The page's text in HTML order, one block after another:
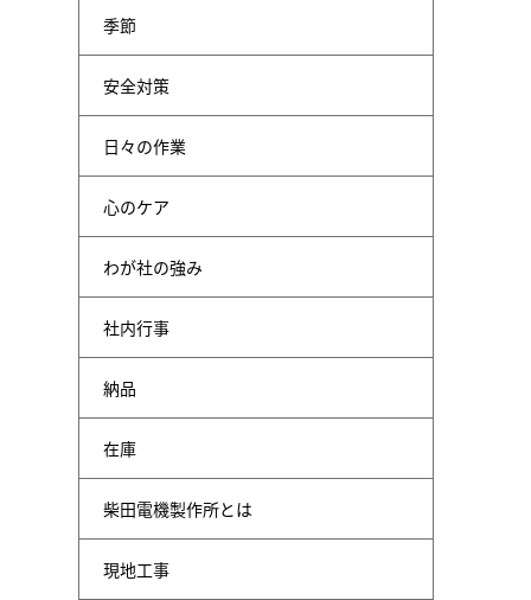
季節
安全対策
日々の作業
心のケア
わが社の強み
社内行事
納品
在庫
柴田電機製作所とは
現地工事